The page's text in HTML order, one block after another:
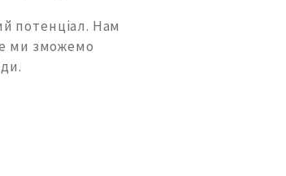
потенціал. Нам
ми зможемо